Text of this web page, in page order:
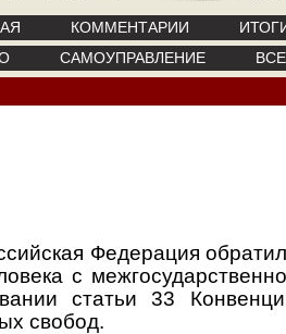
КОММЕНТАРИИ
САМОУПРАВЛЕНИЕ
Федерация
с
статьи 33
свобод.